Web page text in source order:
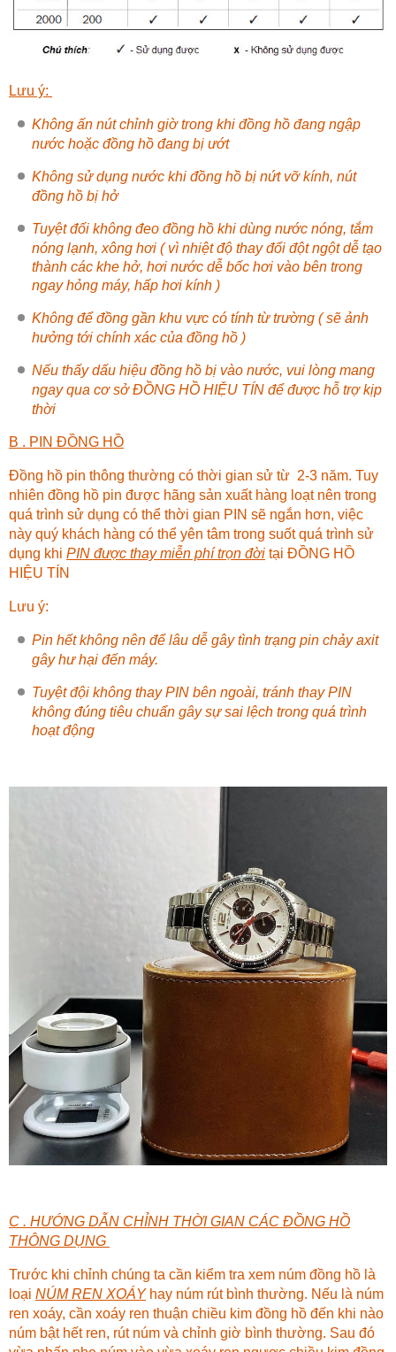
Lưu ý:
Không ấn nút chỉnh giờ trong khi đồng hồ đang ngập
nước hoặc đồng hồ đang bị ướt
Không sử dụng nước khi đồng hồ bị nứt vỡ kính, nút
đồng hồ bị hở
Tuyệt đối không đeo đồng hồ khi dùng nước nóng, tắm
nóng lạnh, xông hơi ( vì nhiệt độ thay đổi đột ngột dễ tạo
thành các khe hở, hơi nước dễ bốc hơi vào bên trong
ngay hỏng máy, hấp hơi kính )
Không để đồng gần khu vực có tính từ trường ( sẽ ảnh
hưởng tới chính xác của đồng hồ )
Nếu thấy dấu hiệu đồng hồ bị vào nước, vui lòng mang
ngay qua cơ sởĐỒNG HỒ HIỆU TÍN để được hỗ trợ kịp
thời
B . PIN ĐỒNG HỒ
Đồng hồ pin thông thường có thời gian sử từ 2-3 năm. Tuy
nhiên đồng hồ pin được hãng sản xuất hàng loạt nên trong
quá trình sử dụng có thể thời gian PIN sẽ ngắn hơn, việc
này quý khách hàng có thể yên tâm trong suốt quá trình sử
dụng khi PIN được thay miễn phí trọn đời tại ĐỒNG HỒ
HIỆU TÍN
Lưu ý:
Pin hết không nên để lâu dễ gây tình trạng pin chảy axit
gây hư hại đến máy.
Tuyệt đội không thay PIN bên ngoài, tránh thay PIN
không đúng tiêu chuẩn gây sự sai lệch trong quá trình
hoạt động
C . HƯỚNG DẪN CHỈNH THỜI GIAN CÁC ĐỒNG HỒ
THÔNG DỤNG
Trước khi chỉnh chúng ta cần kiểm tra xem núm đồng hồ là
loại NÚM REN XOÁYhay núm rút bình thường. Nếu là núm
ren xoáy, cần xoáy ren thuận chiều kim đồng hồ đến khi nào
núm bật hết ren, rút núm và chỉnh giờ bình thường. Sau đó